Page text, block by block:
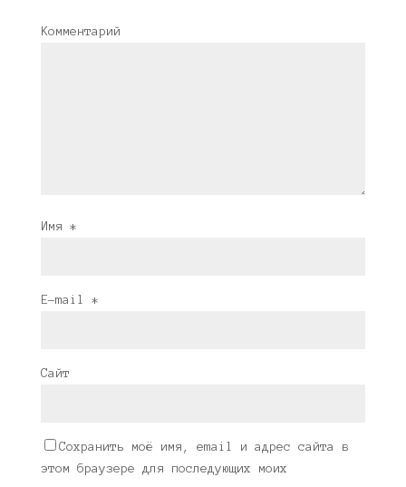
Комментарий
Имя *
E-mail *
Сайт
Сохранить моё имя, email и адрес сайта в
этом браузере для последующих моих